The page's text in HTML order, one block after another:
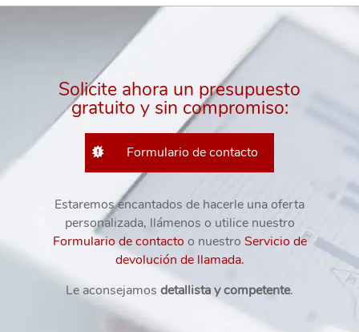
Solicite ahora un presupuesto
gratuito y sin compromiso:
Formulario de contacto
Estaremos encantados de hacerle una oferta
personalizada, llámenos o utilice nuestro
Formulario de contacto o nuestro Servicio de
devolución de llamada.
Le aconsejamos detallista y competente.